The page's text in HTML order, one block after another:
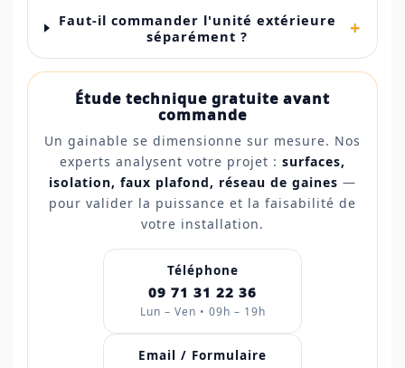
Faut-il commander l'unité extérieure
séparément ?
+
Étude technique gratuite avant
commande
Un gainable se dimensionne sur mesure. Nos
experts analysent votre projet : surfaces,
isolation, faux plafond, réseau de gaines —
pour valider la puissance et la faisabilité de
votre installation.
Téléphone
09 71 31 22 36
Lun – Ven • 09h – 19h
Email / Formulaire